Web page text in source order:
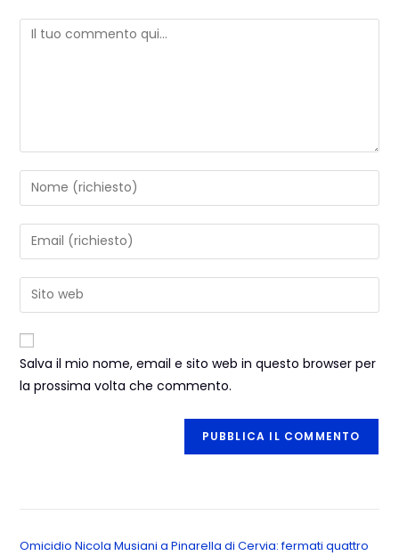
Salva il mio nome, email e sito web in questo browser per
la prossima volta che commento.
Omicidio Nicola Musiani a Pinarella di Cervia: fermati quattro